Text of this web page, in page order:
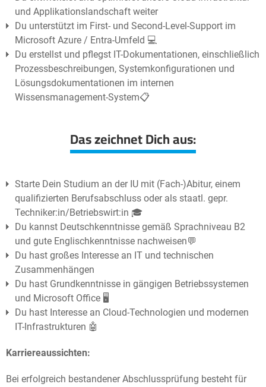
und Applikationslandschaft weiter
Du unterstützt im First- und Second-Level-Support im
Microsoft Azure / Entra-Umfeld 💻
Du erstellst und pflegst IT-Dokumentationen, einschließlich
Prozessbeschreibungen, Systemkonfigurationen und
Lösungsdokumentationen im internen
Wissensmanagement-System📋
Das zeichnet Dich aus:
Starte Dein Studium an der IU mit (Fach-)Abitur, einem
qualifizierten Berufsabschluss oder als staatl. gepr.
Techniker:in/Betriebswirt:in 🎓
Du kannst Deutschkenntnisse gemäß Sprachniveau B2
und gute Englischkenntnisse nachweisen💬
Du hast großes Interesse an IT und technischen
Zusammenhängen
Du hast Grundkenntnisse in gängigen Betriebssystemen
und Microsoft Office 🖥️
Du hast Interesse an Cloud-Technologien und modernen
IT-Infrastrukturen 🤖
Karriereaussichten:
Bei erfolgreich bestandener Abschlussprüfung besteht für